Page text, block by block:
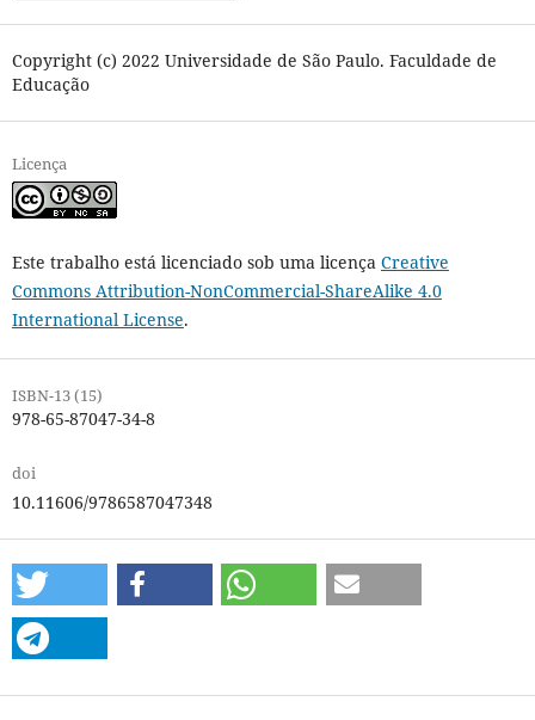
Copyright (c) 2022 Universidade de São Paulo. Faculdade de
Educação
Licença
Este trabalho está licenciado sob uma licença Creative
Commons Attribution-NonCommercial-ShareAlike 4.0
International License.
ISBN-13 (15)
978-65-87047-34-8
doi
10.11606/9786587047348